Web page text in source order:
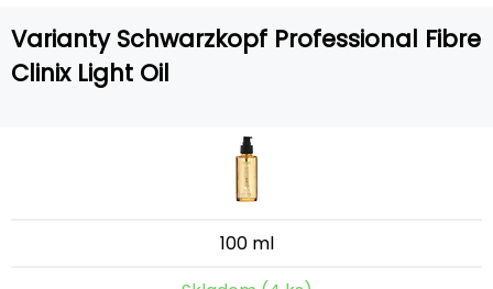
Varianty Schwarzkopf Professional Fibre
Clinix Light Oil
100 ml